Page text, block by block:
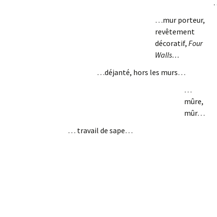
…mur porteur,
revêtement
décoratif, Four
Walls…
…déjanté, hors les murs…
…
mûre,
mûr…
… travail de sape…